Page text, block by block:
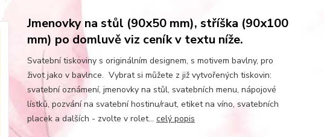
Jmenovky na stůl (90x50 mm), stříška (90x100
mm) po domluvě viz ceník v textu níže.
Svatební tiskoviny s originálním designem, s motivem bavlny, pro
život jako v bavlnce. Vybrat si můžete z již vytvořených tiskovin:
svatební oznámení, jmenovky na stůl, svatebních menu, nápojové
lístků, pozvání na svatební hostinu/raut, etiket na víno, svatebních
placek a dalších - zvolte v rolet... celý popis